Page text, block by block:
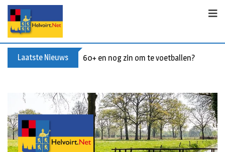
Laatste Nieuws 60+ en nog zin om te voetballen? Kom